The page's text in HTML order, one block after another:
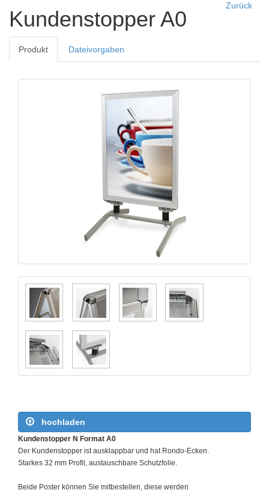
Zurück
Kundenstopper A0
Produkt Dateivorgaben
hochladen
Kundenstopper N Format A0
Der Kundenstopper ist ausklappbar und hat Rondo-Ecken.
Starkes 32 mm Profil, austauschbare Schutzfolie.
Beide Poster können Sie mitbestellen, diese werden